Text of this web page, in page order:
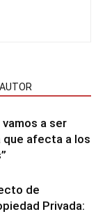
vamos a ser
que afecta a los
de
Privada: